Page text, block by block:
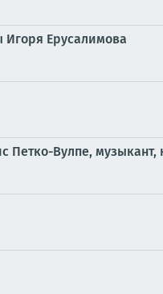
Игоря Ерусалимова
Петко-Вулпе, музыкант,